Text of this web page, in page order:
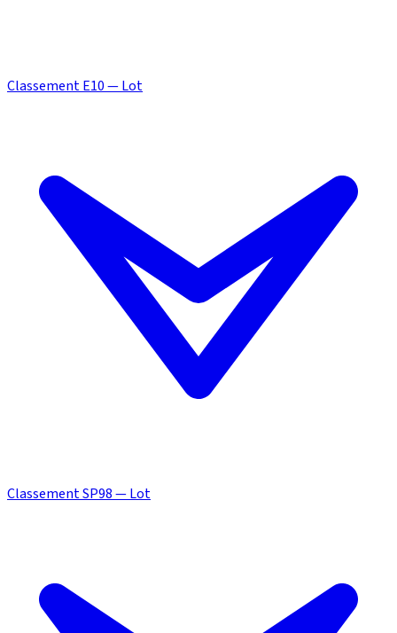
Classement E10 — Lot
Classement SP98 — Lot